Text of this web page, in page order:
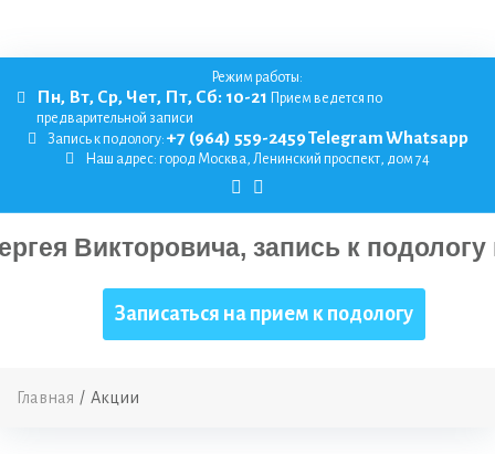
Режим работы:
Пн, Вт, Ср, Чет, Пт, Сб: 10-21 Прием ведется по
предварительной записи
Запись к подологу: +7 (964) 559-2459TelegramWhatsapp
Наш адрес: город Москва, Ленинский проспект, дом 74
Записаться на прием к подологу
Главная / Акции